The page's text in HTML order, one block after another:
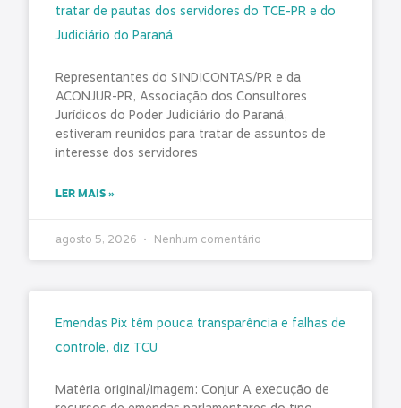
tratar de pautas dos servidores do TCE-PR e do
Judiciário do Paraná
Representantes do SINDICONTAS/PR e da
ACONJUR-PR, Associação dos Consultores
Jurídicos do Poder Judiciário do Paraná,
estiveram reunidos para tratar de assuntos de
interesse dos servidores
LER MAIS »
agosto 5, 2026 Nenhum comentário
Emendas Pix têm pouca transparência e falhas de
controle, diz TCU
Matéria original/imagem: Conjur A execução de